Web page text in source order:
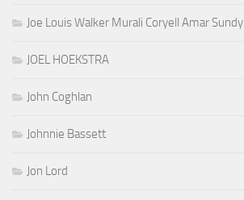
Joe Louis Walker Murali Coryell Amar Sundy
JOEL HOEKSTRA
John Coghlan
Johnnie Bassett
Jon Lord